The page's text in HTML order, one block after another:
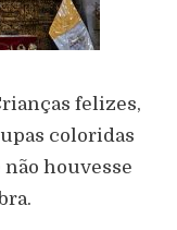
felizes,
coloridas
não houvesse